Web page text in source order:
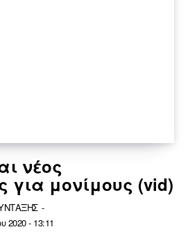
νέος
για μονίμους (vid)
-
2020 - 13:11